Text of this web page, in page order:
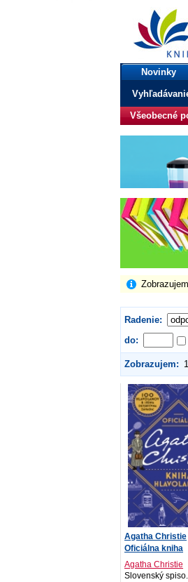
bux.sk
knihy, ktorými
Úvodná
Novinky
Všeobecné
Radenie:
do:
Zobrazujem:
Agatha Christie
Oficiálna kniha
hlavolam...
Agatha Christie
Slovenský